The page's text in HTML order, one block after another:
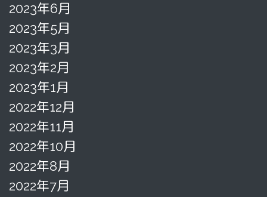
2023年6月
2023年5月
2023年3月
2023年2月
2023年1月
2022年12月
2022年11月
2022年10月
2022年8月
2022年7月